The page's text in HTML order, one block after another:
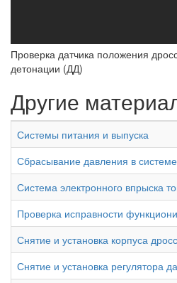
Проверка датчика положения
детонации (ДД)
Другие
Системы питания и выпуска
Сбрасывание давления в
Система электронного впрыска
Проверка исправности
Снятие и установка корпуса
Снятие и установка регулятора